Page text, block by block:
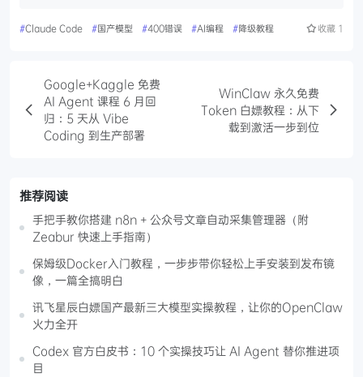
#Claude Code #国产模型 #400错误 #AI编程 #降级教程 收藏 1
Google+Kaggle 免费
AI Agent 课程 6 月回
归：5 天从 Vibe
Coding 到生产部署
WinClaw 永久免费
Token 白嫖教程：从下
载到激活一步到位
推荐阅读
手把手教你搭建 n8n + 公众号文章自动采集管理器（附
Zeabur 快速上手指南）
保姆级Docker入门教程，一步步带你轻松上手安装到发布镜
像，一篇全搞明白
讯飞星辰白嫖国产最新三大模型实操教程，让你的OpenClaw
火力全开
Codex 官方白皮书：10 个实操技巧让 AI Agent 替你推进项
目